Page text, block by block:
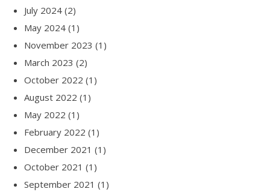
July 2024 (2)
May 2024 (1)
November 2023 (1)
March 2023 (2)
October 2022 (1)
August 2022 (1)
May 2022 (1)
February 2022 (1)
December 2021 (1)
October 2021 (1)
September 2021 (1)